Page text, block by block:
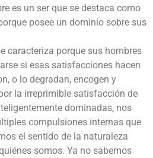
es un ser que se destaca como
posee un dominio sobre sus
caracteriza porque sus hombres
si esas satisfacciones hacen
o lo degradan, encogen y
la irreprimible satisfacción de
dominadas, nos
compulsiones internas que
el sentido de la naturaleza
somos. Ya no sabemos